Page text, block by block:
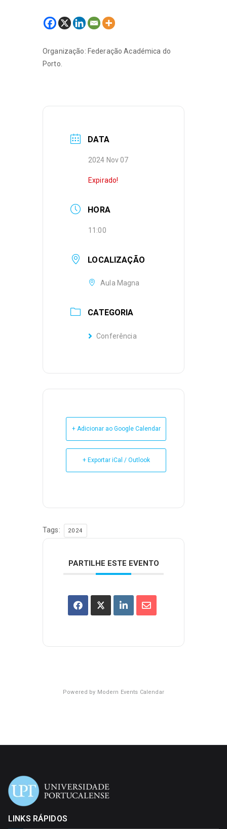
Organização: Federação Académica do
Porto.
DATA
2024 Nov 07
Expirado!
HORA
11:00
LOCALIZAÇÃO
Aula Magna
CATEGORIA
Conferência
+ Adicionar ao Google Calendar
+ Exportar iCal / Outlook
Tags: 2024
PARTILHE ESTE EVENTO
Powered by Modern Events Calendar
LINKS RÁPIDOS